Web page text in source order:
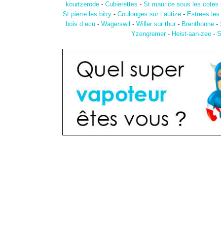
kourtzerode- Cubierettes - St maurice sous les cotes
St pierre les bitry - Coulonges sur l autize - Estrees
bois d ecu - Wagerswil - Willer sur thur- Brenthonne -
Yzengremer- Heist-aan-zee -